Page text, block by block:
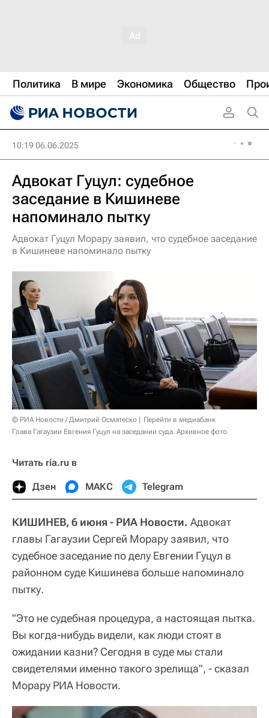
Политика В мире Экономика Общество
10:19 06.06.2025
Адвокат Гуцул: судебное
заседание в Кишиневе
напоминало пытку
Адвокат Гуцул Морару заявил, что судебное заседание
в Кишиневе напоминало пытку
© РИА Новости / Дмитрий Осматеско
Перейти в медиабанк
Глава Гагаузии Евгения Гуцул на заседании суда. Архивное фото
Читать ria.ru в
Дзен МАКС Telegram
КИШИНЕВ, 6 июня - РИА Новости. Адвокат
главы Гагаузии Сергей Морару заявил, что
судебное заседание по делу Евгении Гуцул в
районном суде Кишинева больше напоминало
пытку.
"Это не судебная процедура, а настоящая пытка.
Вы когда-нибудь видели, как люди стоят в
ожидании казни? Сегодня в суде мы стали
свидетелями именно такого зрелища", - сказал
Морару РИА Новости.